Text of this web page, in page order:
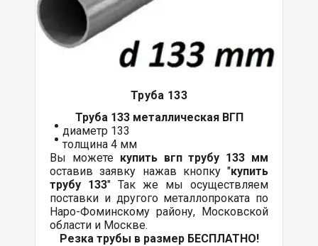
Труба 133
Труба 133 металлическая ВГП
диаметр 133
толщина 4 мм
Вы можете купить вгп трубу 133 мм
оставив заявку нажав кнопку "купить
трубу 133" Так же мы осуществляем
поставки и другого металлопроката по
Наро-Фоминскому району, Московской
области и Москве.
Резка трубы в размер БЕСПЛАТНО!